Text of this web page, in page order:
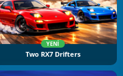
YENI
Two RX7 Drifters